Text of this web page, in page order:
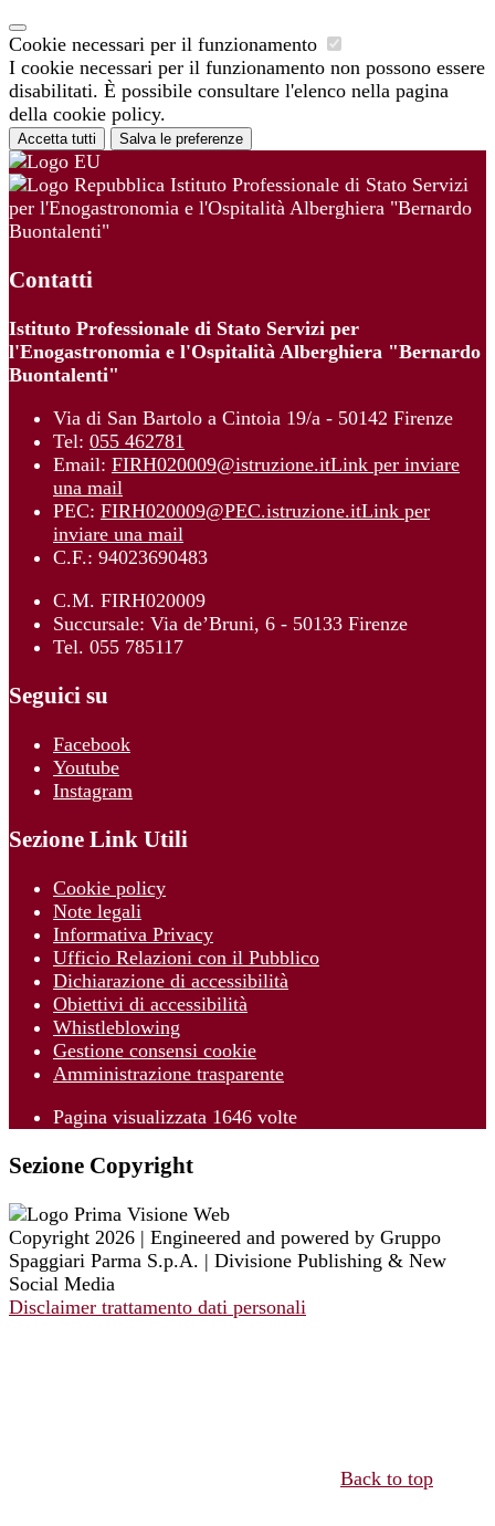
Cookie necessari per il funzionamento
I cookie necessari per il funzionamento non possono essere
disabilitati. È possibile consultare l'elenco nella pagina
della cookie policy.
Accetta tutti Salva le preferenze
Istituto Professionale di Stato Servizi
per l'Enogastronomia e l'Ospitalità Alberghiera "Bernardo
Buontalenti"
Contatti
Istituto Professionale di Stato Servizi per
l'Enogastronomia e l'Ospitalità Alberghiera "Bernardo
Buontalenti"
Via di San Bartolo a Cintoia 19/a - 50142 Firenze
Tel: 055 462781
Email: FIRH020009@istruzione.itLink per inviare
una mail
PEC: FIRH020009@PEC.istruzione.itLink per
inviare una mail
C.F.: 94023690483
C.M. FIRH020009
Succursale: Via de’Bruni, 6 - 50133 Firenze
Tel. 055 785117
Seguici su
Facebook
Youtube
Instagram
Sezione Link Utili
Cookie policy
Note legali
Informativa Privacy
Ufficio Relazioni con il Pubblico
Dichiarazione di accessibilità
Obiettivi di accessibilità
Whistleblowing
Gestione consensi cookie
Amministrazione trasparente
Pagina visualizzata 1646 volte
Sezione Copyright
Copyright 2026 | Engineered and powered by Gruppo
Spaggiari Parma S.p.A. | Divisione Publishing & New
Social Media
Disclaimer trattamento dati personali
Back to top